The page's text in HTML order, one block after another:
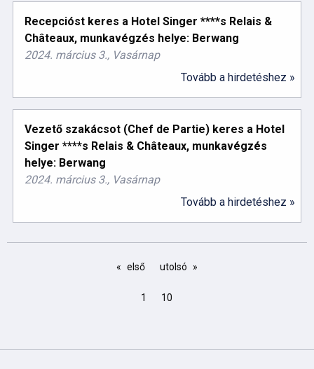
Recepcióst keres a Hotel Singer ****s Relais &
Châteaux, munkavégzés helye: Berwang
2024. március 3., Vasárnap
Tovább a hirdetéshez »
Vezető szakácsot (Chef de Partie) keres a Hotel
Singer ****s Relais & Châteaux, munkavégzés
helye: Berwang
2024. március 3., Vasárnap
Tovább a hirdetéshez »
első utolsó
1 10